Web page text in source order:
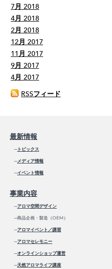
7月 2018
4月 2018
2月 2018
12月 2017
11月 2017
9月 2017
4月 2017
RSSフィード
最新情報
─トピックス
─メディア情報
─イベント情報
事業内容
─アロマ空間デザイン
─商品企画・製造（OEM）
─アロマイベント／講習
─アロマセレモニー
─オンラインショップ運営
─天然アロマライフ講座